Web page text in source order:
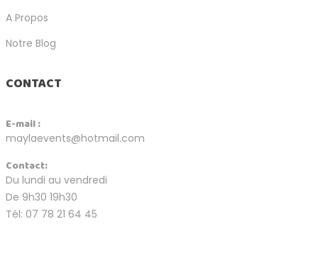
A Propos
Notre Blog
CONTACT
E-mail :
maylaevents@hotmail.com
Contact:
Du lundi au vendredi
De 9h30 19h30
Tél: 07 78 21 64 45